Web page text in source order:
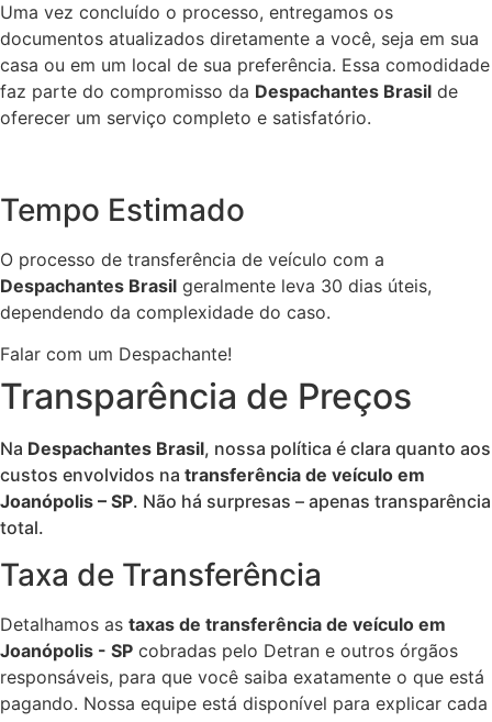
Uma vez concluído o processo, entregamos os
documentos atualizados diretamente a você, seja em sua
casa ou em um local de sua preferência. Essa comodidade
faz parte do compromisso da Despachantes Brasil de
oferecer um serviço completo e satisfatório.
Tempo Estimado
O processo de transferência de veículo com a
Despachantes Brasil geralmente leva 30 dias úteis,
dependendo da complexidade do caso.
Falar com um Despachante!
Transparência de Preços
Na Despachantes Brasil, nossa política é clara quanto aos
custos envolvidos na transferência de veículo em
Joanópolis – SP. Não há surpresas – apenas transparência
total.
Taxa de Transferência
Detalhamos as taxas de transferência de veículo em
Joanópolis - SP cobradas pelo Detran e outros órgãos
responsáveis, para que você saiba exatamente o que está
pagando. Nossa equipe está disponível para explicar cada